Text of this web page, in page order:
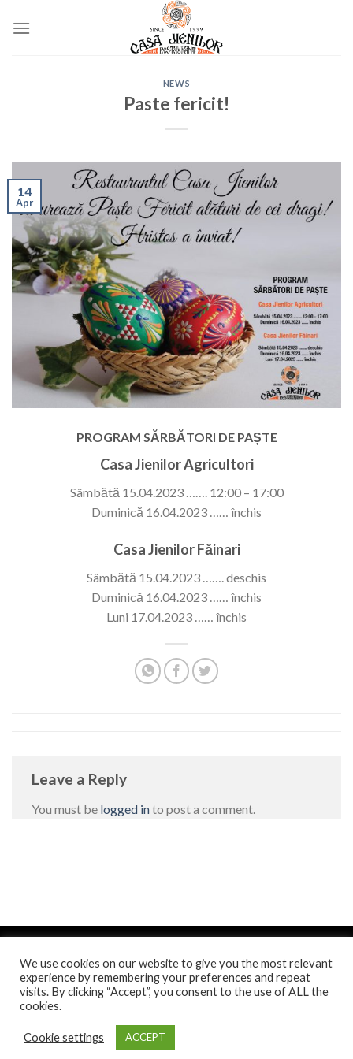
NEWS
Paste fericit!
14
Apr
PROGRAM SĂRBĂTORI DE PAȘTE
Casa Jienilor Agricultori
Sâmbătă 15.04.2023 ……. 12:00 – 17:00
Duminică 16.04.2023 …… închis
Casa Jienilor Făinari
Sâmbătă 15.04.2023 ……. deschis
Duminică 16.04.2023 …… închis
Luni 17.04.2023 …… închis
Leave a Reply
You must be logged into post a comment.
Politica de confidentialitatesiPolitica de cookie/Anunt/
Toate drepturile rezervate 2026 ©
realizat de
We use cookies on our website to give you the most relevant
experience by remembering your preferences and repeat
visits. By clicking “Accept”, you consent to the use of ALL the
cookies.
Cookie settings ACCEPT